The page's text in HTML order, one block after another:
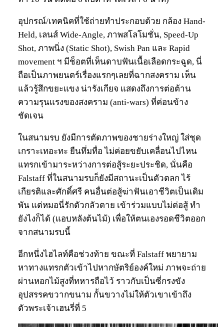
อุปกรณ์/เทคนิคที่ใช้ถ่ายทำประกอบด้วย กล้อง Hand-
Held, เลนส์ Wide-Angle, ภาพสโลโมชั่น, Speed-Up
Shot, ภาพนิ่ง (Static Shot), Swish Pan และ Rapid
movement ฯ มีช็อตที่เห็นดาบฟันเนื้อเลือดกระฉูด, นี่
ถือเป็นภาพยนตร์เรื่องแรกๆเลยที่ฉากสงคราม เห็น
แล้วรู้สึกขยะแขง น่ารังเกียจ แสดงถึงการต่อต้าน
ความรุนแรงของสงคราม (anti-wars) ที่ค่อนข้าง
ชัดเจน
ในสนามรบ ยังมีการตัดภาพของชายร่างใหญ่ ใส่ชุด
เกราะเทอะทะ ยืนทึ่มทื่อ ไม่ค่อยขยับเคลื่อนไปไหน
แทรกเข้ามาระหว่างการต่อสู้ระยะประชิด, นั่นคือ
Falstaff ที่ในสนามรบก็ยังมีสถานะเป็นตัวตลก ไร้
เกียรติและศักดิ์ศรี คนอื่นต่อสู้ฆ่าฟันเอาชีวิตเป็นเดิม
พัน แต่หมอนี่รักตัวกลัวตาย เข้าร่วมแบบไม่ต่อสู้ ทำ
ยังไงก็ได้ (แอบหลังต้นไม้) เพื่อให้ตนเองรอดชีวิตออก
จากสนามรบนี้
อีกหนึ่งไฮไลท์คือช่วงท้าย ขณะที่ Falstaff พยายาม
หาทางแทรกตัวเข้าไปหากษัตริย์องค์ใหม่ ภาพจะถ่าย
ผ่านหอกไม้สูงที่ทหารถือไว้ ราวกับเป็นซี่กรงขัง
อุปสรรคขวากขนาม กั้นขวางไม่ให้ตัวเขาเข้าถึง
ตัวพระเจ้าเฮนรี่ที่ 5